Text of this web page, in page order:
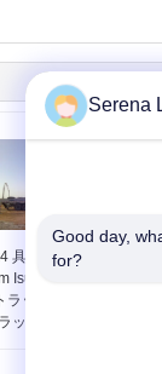
具体的なポンプは
Isuzu Rz 型ブーム
ラック 287kW をト
ラックで運びます
Serena
Good day,
for?